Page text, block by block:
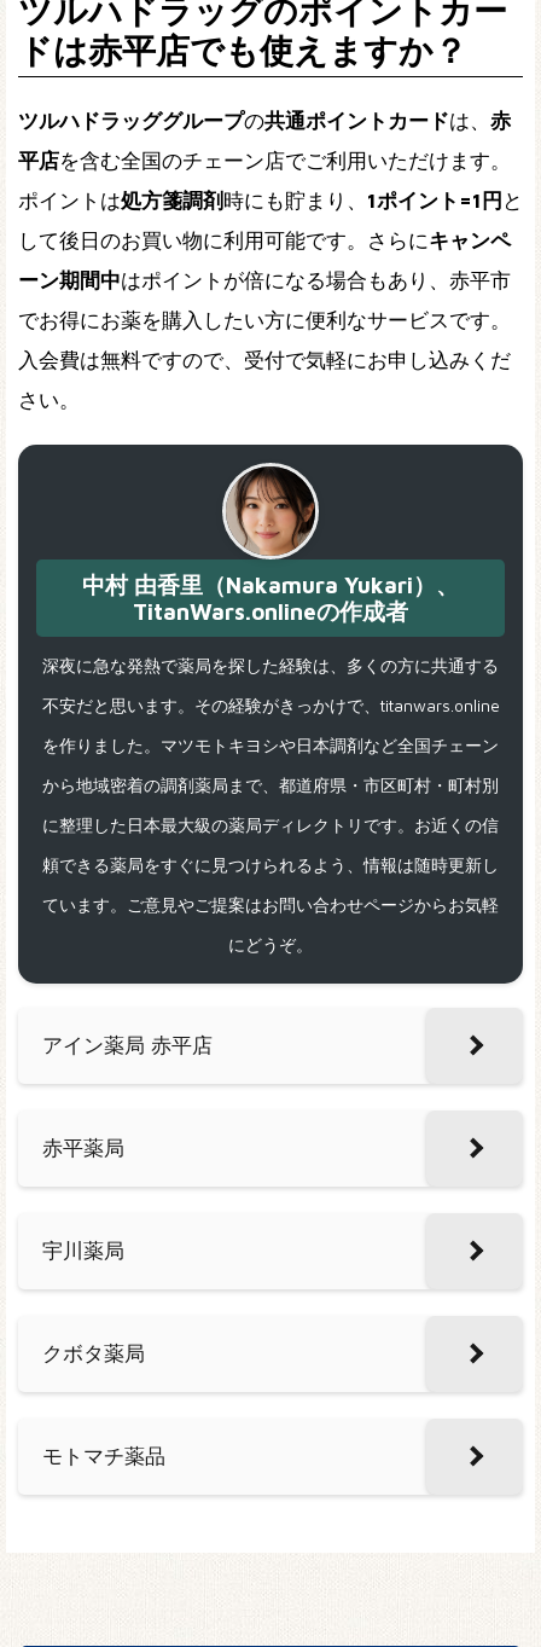
ツルハドラッグのポイントカー
ドは赤平店でも使えますか？
ツルハドラッググループの共通ポイントカードは、 赤
平店を含む全国のチェーン店でご利用いただけます。
ポイントは処方箋調剤 時にも貯まり、 1ポイント=1円 と
して後日のお買い物に利用可能です。さらにキャンペ
ーン期間中はポイントが倍になる場合もあり、赤平市
でお得にお薬を購入したい方に便利なサービスです。
入会費は無料ですので、受付で気軽にお申し込みくだ
さい。
中村 由香里（Nakamura Yukari）、
TitanWars.onlineの作成者
深夜に急な発熱で薬局を探した経験は、多くの方に共通する
不安だと思います。その経験がきっかけで、titanwars.online
を作りました。マツモトキヨシや日本調剤など全国チェーン
から地域密着の調剤薬局まで、都道府県・市区町村・町村別
に整理した日本最大級の薬局ディレクトリです。お近くの信
頼できる薬局をすぐに見つけられるよう、情報は随時更新し
ています。ご意見やご提案はお問い合わせページからお気軽
にどうぞ。
アイン薬局 赤平店
赤平薬局
宇川薬局
クボタ薬局
モトマチ薬品